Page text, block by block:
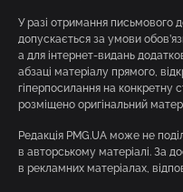
У разі отримання письмового
допускається за умови
а для інтернет-видань
абзаці матеріалу прямого,
гіперпосилання на конкретну
розміщено оригінальний
Редакція PMG.UA може не
в авторському матеріалі. За
в рекламних матеріалах,